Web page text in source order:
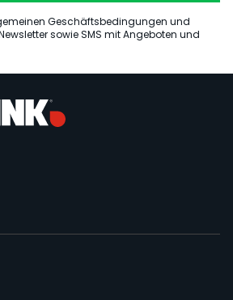
Geschäftsbedingungen und
sowie SMS mit Angeboten und